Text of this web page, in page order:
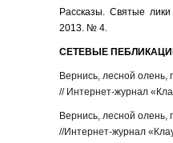
Рассказы. Святые
2013. № 4.
СЕТЕВЫЕ
Вернись, лесной
// Интернет-журнал
Вернись, лесной
//Интернет-журнал